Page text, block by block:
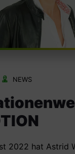
NEWS
2022 hat Astrid